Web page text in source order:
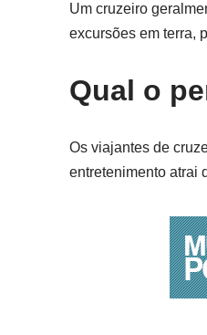
Um cruzeiro
excursões em terra,
Qual o
Os viajantes de
entretenimento atrai